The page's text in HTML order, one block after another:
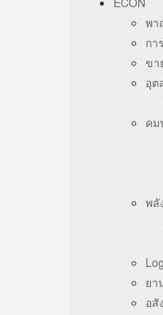
พ
กา
ขา
อุต
คม
พลั
ยา
อสั